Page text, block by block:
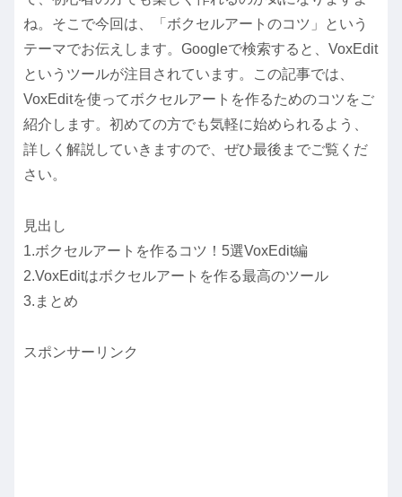
ね。そこで今回は、「ボクセルアートのコツ」という
テーマでお伝えします。Googleで検索すると、VoxEdit
というツールが注目されています。この記事では、
VoxEditを使ってボクセルアートを作るためのコツをご
紹介します。初めての方でも気軽に始められるよう、
詳しく解説していきますので、ぜひ最後までご覧くだ
さい。
見出し
1.ボクセルアートを作るコツ！5選VoxEdit編
2.VoxEditはボクセルアートを作る最高のツール
3.まとめ
スポンサーリンク